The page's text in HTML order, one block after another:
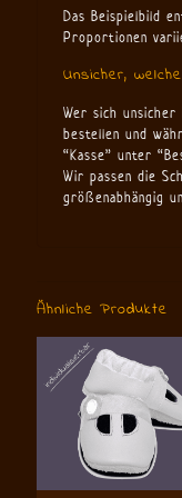
Das Beispielbild
Proportionen
Unsicher,
Wer sich
bestellen und
“Kasse” unter
Wir passen die
größenabhängig
Ähnliche Produkte